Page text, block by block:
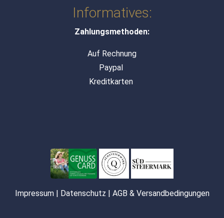
Informatives:
Zahlungsmethoden:
Auf Rechnung
Paypal
Kreditkarten
Impressum| Datenschutz | AGB & Versandbedingungen